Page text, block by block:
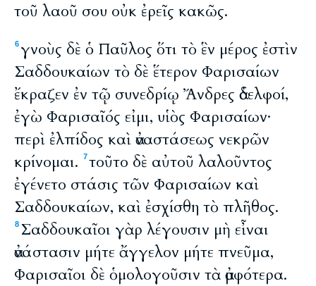
τοῦ λαοῦ σου οὐκ ἐρεῖς κακῶς.
6 γνοὺς δὲ ὁ Παῦλος ὅτι τὸ ἓν μέρος ἐστὶν
Σαδδουκαίων τὸ δὲ ἕτερον Φαρισαίων
ἔκραζεν ἐν τῷ συνεδρίῳ Ἄνδρες ἀδελφοί,
ἐγὼ Φαρισαῖός εἰμι, υἱὸς Φαρισαίων·
περὶ ἐλπίδος καὶ ἀναστάσεως νεκρῶν
κρίνομαι.
7τοῦτο δὲ αὐτοῦ λαλοῦντος
ἐγένετο στάσις τῶν Φαρισαίων καὶ
Σαδδουκαίων, καὶ ἐσχίσθη τὸ πλῆθος.
8 Σαδδουκαῖοι γὰρ λέγουσιν μὴ εἶναι
ἀνάστασιν μήτε ἄγγελον μήτε πνεῦμα,
Φαρισαῖοι δὲ ὁμολογοῦσιν τὰ ἀμφότερα.